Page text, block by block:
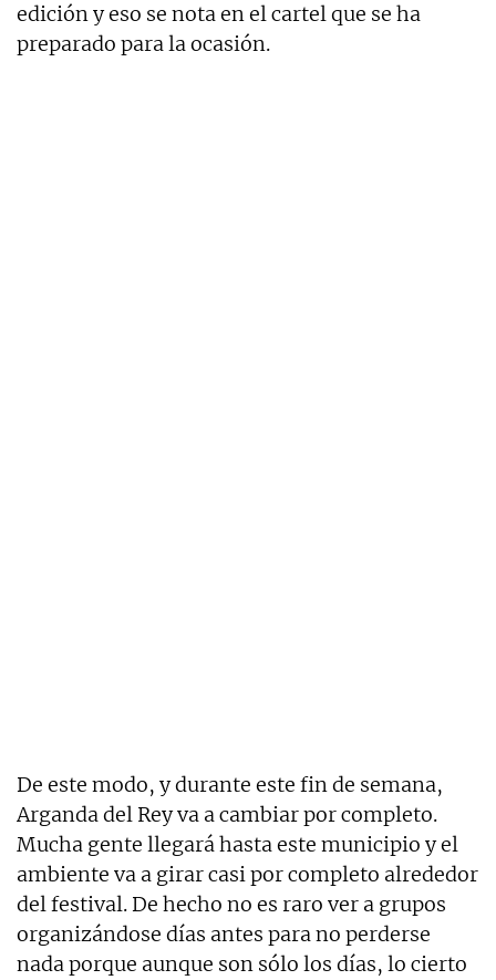
edición y eso se nota en el cartel que se ha
preparado para la ocasión.
De este modo, y durante este fin de semana,
Arganda del Rey va a cambiar por completo.
Mucha gente llegará hasta este municipio y el
ambiente va a girar casi por completo alrededor
del festival. De hecho no es raro ver a grupos
organizándose días antes para no perderse
nada porque aunque son sólo los días, lo cierto